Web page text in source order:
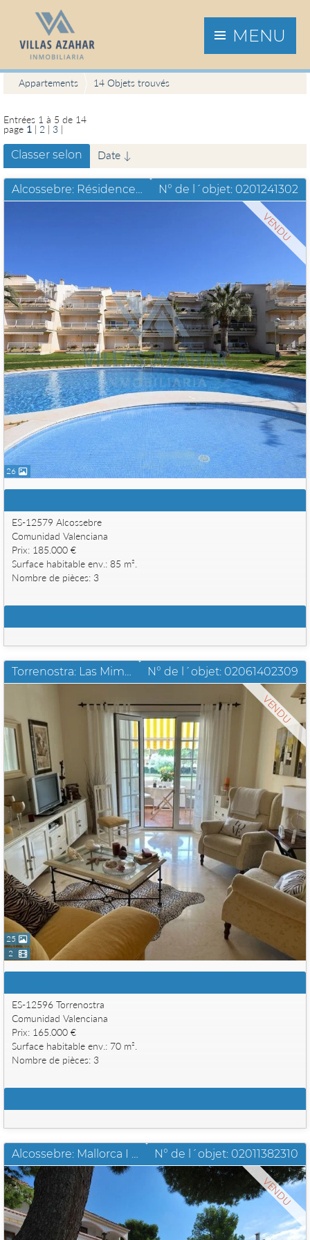
MENU
Appartements 14 Objets trouvés
Entrées 1 à 5 de 14
page 1 | 2 | 3 |
Classer selon Date ↓
Alcossebre: Résidence Alcala Blau Appartement moderne pres de la plage N° de l´objet: 0201241302
26
VENDU
ES-12579 Alcossebre
Comunidad Valenciana
Prix: 185.000 €
Surface habitable env.: 85 m².
Nombre de pièces: 3
Torrenostra: Las Mimosas fantastique propriété de grande qualité N° de l´objet: 02061402309
2
25
VENDU
ES-12596 Torrenostra
Comunidad Valenciana
Prix: 165.000 €
Surface habitable env.: 70 m².
Nombre de pièces: 3
Alcossebre: Mallorca I Appartement de deux pièces bien entretenu N° de l´objet: 02011382310
VENDU